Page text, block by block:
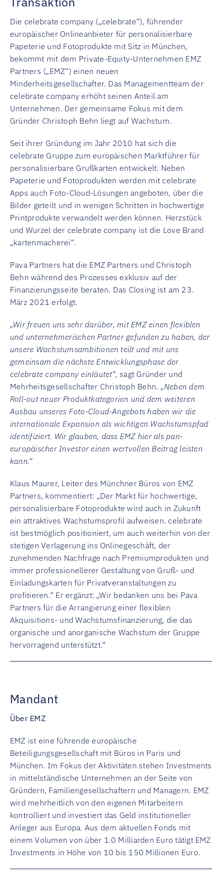
Die celebrate company („celebrate“), führender
europäischer Onlineanbieter für personalisierbare
Papeterie und Fotoprodukte mit Sitz in München,
bekommt mit dem Private-Equity-Unternehmen EMZ
Partners („EMZ“) einen neuen
Minderheitsgesellschafter. Das Managementteam der
celebrate company erhöht seinen Anteil am
Unternehmen. Der gemeinsame Fokus mit dem
Gründer Christoph Behn liegt auf Wachstum.
Seit ihrer Gründung im Jahr 2010 hat sich die
celebrate Gruppe zum europäischen Marktführer für
personalisierbare Grußkarten entwickelt. Neben
Papeterie und Fotoprodukten werden mit celebrate
Apps auch Foto-Cloud-Lösungen angeboten, über die
Bilder geteilt und in wenigen Schritten in hochwertige
Printprodukte verwandelt werden können. Herzstück
und Wurzel der celebrate company ist die Love Brand
„kartenmacherei“.
Pava Partners hat die EMZ Partners und Christoph
Behn während des Prozesses exklusiv auf der
Finanzierungsseite beraten. Das Closing ist am 23.
März 2021 erfolgt.
„Wir freuen uns sehr darüber, mit EMZ einen flexiblen
und unternehmerischen Partner gefunden zu haben, der
unsere Wachstumsambitionen teilt und mit uns
gemeinsam die nächste Entwicklungsphase der
celebrate company einläutet“, sagt Gründer und
Mehrheitsgesellschafter Christoph Behn. „Neben dem
Roll-out neuer Produktkategorien und dem weiteren
Ausbau unseres Foto-Cloud-Angebots haben wir die
internationale Expansion als wichtigen Wachstumspfad
identifiziert. Wir glauben, dass EMZ hier als pan-
europäischer Investor einen wertvollen Beitrag leisten
kann.“
Klaus Maurer, Leiter des Münchner Büros von EMZ
Partners, kommentiert: „Der Markt für hochwertige,
personalisierbare Fotoprodukte wird auch in Zukunft
ein attraktives Wachstumsprofil aufweisen. celebrate
ist bestmöglich positioniert, um auch weiterhin von der
stetigen Verlagerung ins Onlinegeschäft, der
zunehmenden Nachfrage nach Premiumprodukten und
immer professionellerer Gestaltung von Gruß- und
Einladungskarten für Privatveranstaltungen zu
profitieren.“ Er ergänzt: „Wir bedanken uns bei Pava
Partners für die Arrangierung einer flexiblen
Akquisitions- und Wachstumsfinanzierung, die das
organische und anorganische Wachstum der Gruppe
hervorragend unterstützt.“
Mandant
Über EMZ
EMZ ist eine führende europäische
Beteiligungsgesellschaft mit Büros in Paris und
München. Im Fokus der Aktivitäten stehen Investments
in mittelständische Unternehmen an der Seite von
Gründern, Familiengesellschaftern und Managern. EMZ
wird mehrheitlich von den eigenen Mitarbeitern
kontrolliert und investiert das Geld institutioneller
Anleger aus Europa. Aus dem aktuellen Fonds mit
einem Volumen von über 1.0 Milliarden Euro tätigt EMZ
Investments in Höhe von 10 bis 150 Millionen Euro.